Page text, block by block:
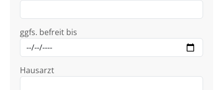
ggfs. befreit bis
Hausarzt